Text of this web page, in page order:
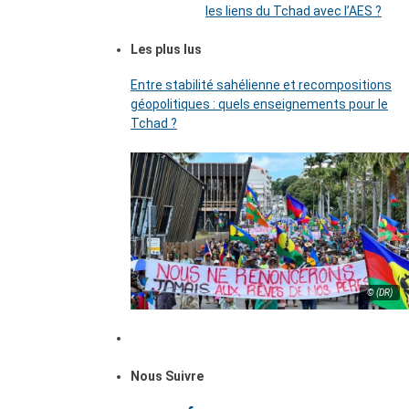
les liens du Tchad avec l’AES ?
Les plus lus
Entre stabilité sahélienne et recompositions
géopolitiques : quels enseignements pour le
Tchad ?
© (DR)
Nous Suivre